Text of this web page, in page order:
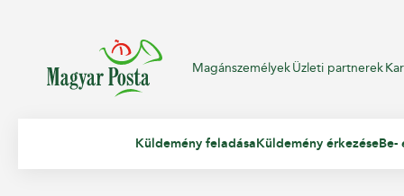
MagánszemélyekÜzleti partnerek
Küldemény feladásaKüldemény érkezéseBe-